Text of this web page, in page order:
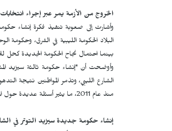
الخروج من الأزمة يمر عبر إجراء انتخابات
وأشارت إلى صعوبة تنفيذ فكرة إنشاء
البلاد الحكومة الليبية في الشرق، وحكومة
بينما احتمال نجاح الحكومة الجديدة
وأوضحت أن "إنشاء حكومة ثالثة سيزيد
الشارع الليبي، وتذمر المواطنين نتيجة
منذ عام 2011، ما يثير أسئلة عديدة حول المدى والهدف والحل الواقعي لهذه الأزمة".
إنشاء حكومة جديدة سيزيد التوتر في